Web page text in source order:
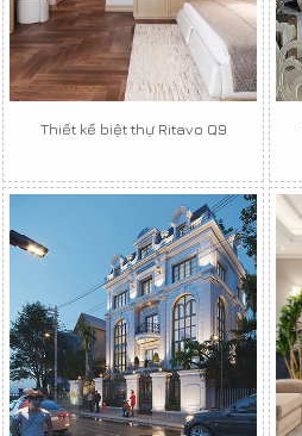
Thiết kế biệt thự Ritavo Q9